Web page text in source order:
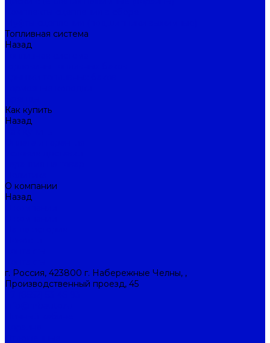
Топливная система
Назад
Как купить
Назад
О компании
Назад
г. Россия, 423800 г. Набережные Челны, ,
Производственный проезд, 45